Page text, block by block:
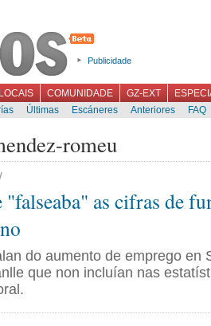
Publicidade
LOCAIS COMUNIDADE GZ-EXT
Últimas Escáneres Anteriores FAQ
romeu
"falseaba" as cifras de
do aumento de emprego en
que non incluían nas